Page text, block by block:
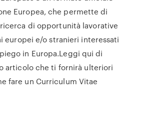
Europea, che permette di
di opportunità lavorative
e/o stranieri interessati
in Europa.Leggi qui di
articolo che ti fornirà ulteriori
fare un Curriculum Vitae